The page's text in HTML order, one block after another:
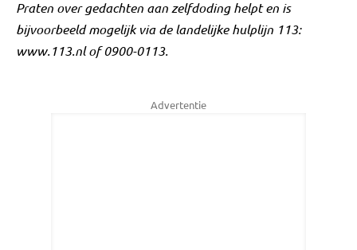
Praten over gedachten aan zelfdoding helpt en is
bijvoorbeeld mogelijk via de landelijke hulplijn 113:
www.113.nl of 0900-0113.
Advertentie